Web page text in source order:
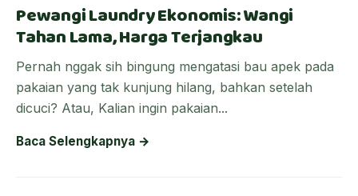
Pewangi Laundry Ekonomis: Wangi
Tahan Lama, Harga Terjangkau
Pernah nggak sih bingung mengatasi bau apek pada
pakaian yang tak kunjung hilang, bahkan setelah
dicuci? Atau, Kalian ingin pakaian...
Baca Selengkapnya →